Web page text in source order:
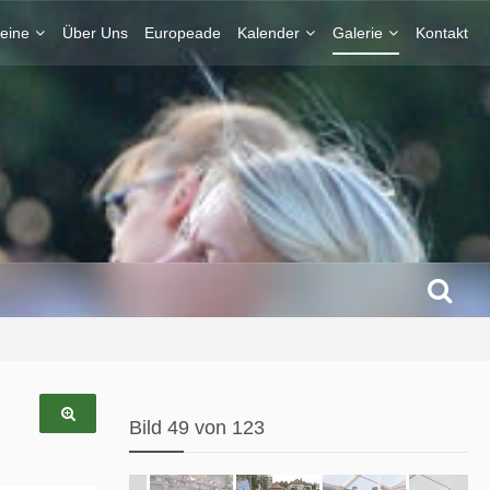
Über Uns Europeade Kalender Galerie Kontakt
Bild 49 von 123